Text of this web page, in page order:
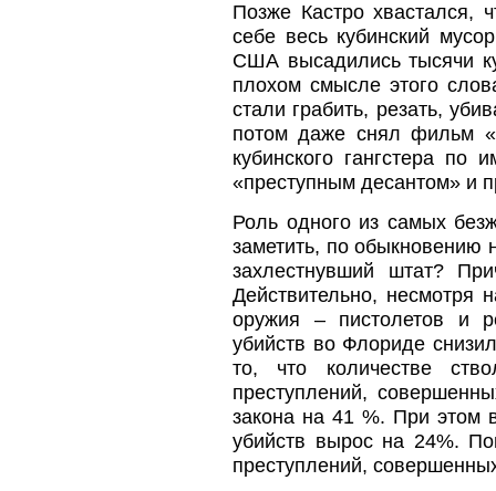
Позже Кастро хвастался,
себе весь кубинский
США высадились тысячи
плохом смысле этого
стали грабить, резать,
потом даже снял фильм
кубинского гангстера
«преступным десантом» и
Роль одного из самых
заметить, по обыкновению
захлестнувший штат?
Действительно, несмотря
оружия – пистолетов и
убийств во Флориде
то, что количестве
преступлений,
закона на 41 %. При этом
убийств вырос на 24%.
преступлений,